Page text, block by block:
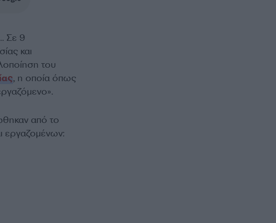
Σε 9
και
του
, η οποία όπως
από το
εργαζομένων: